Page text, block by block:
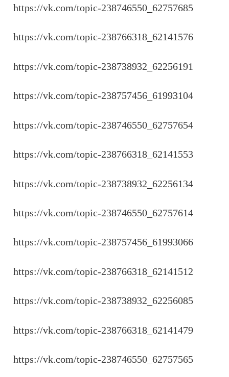
https://vk.com/topic-238746550_62757685
https://vk.com/topic-238766318_62141576
https://vk.com/topic-238738932_62256191
https://vk.com/topic-238757456_61993104
https://vk.com/topic-238746550_62757654
https://vk.com/topic-238766318_62141553
https://vk.com/topic-238738932_62256134
https://vk.com/topic-238746550_62757614
https://vk.com/topic-238757456_61993066
https://vk.com/topic-238766318_62141512
https://vk.com/topic-238738932_62256085
https://vk.com/topic-238766318_62141479
https://vk.com/topic-238746550_62757565